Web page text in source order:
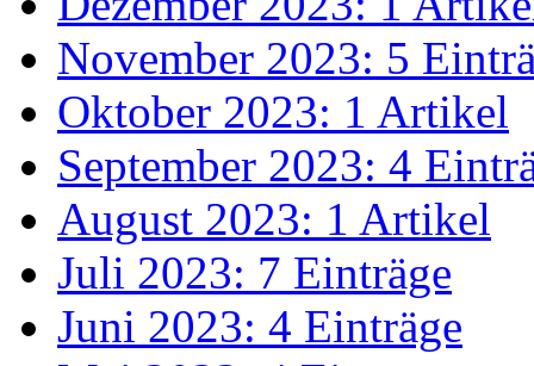
November 2023: 5
Oktober 2023: 1 Artikel
September 2023: 4
August 2023: 1 Artikel
Juli 2023: 7 Einträge
Juni 2023: 4 Einträge